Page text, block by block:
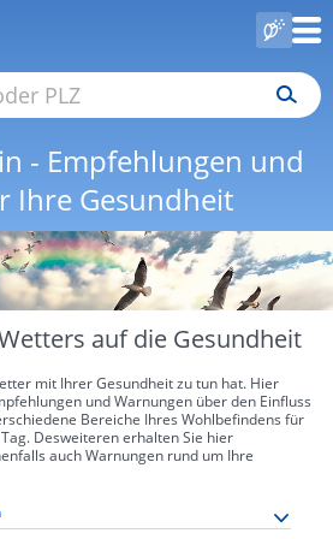
- Empfehlungen und
Ihre Gesundheit
auf die Gesundheit
mit Ihrer Gesundheit zu tun hat. Hier
und Warnungen über den Einfluss
Bereiche Ihres Wohlbefindens für
Desweiteren erhalten Sie hier
auch Warnungen rund um Ihre